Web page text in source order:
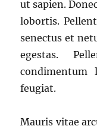
ut sapien.
lobortis.
senectus et
egestas.
condimentum
feugiat.
Mauris vitae